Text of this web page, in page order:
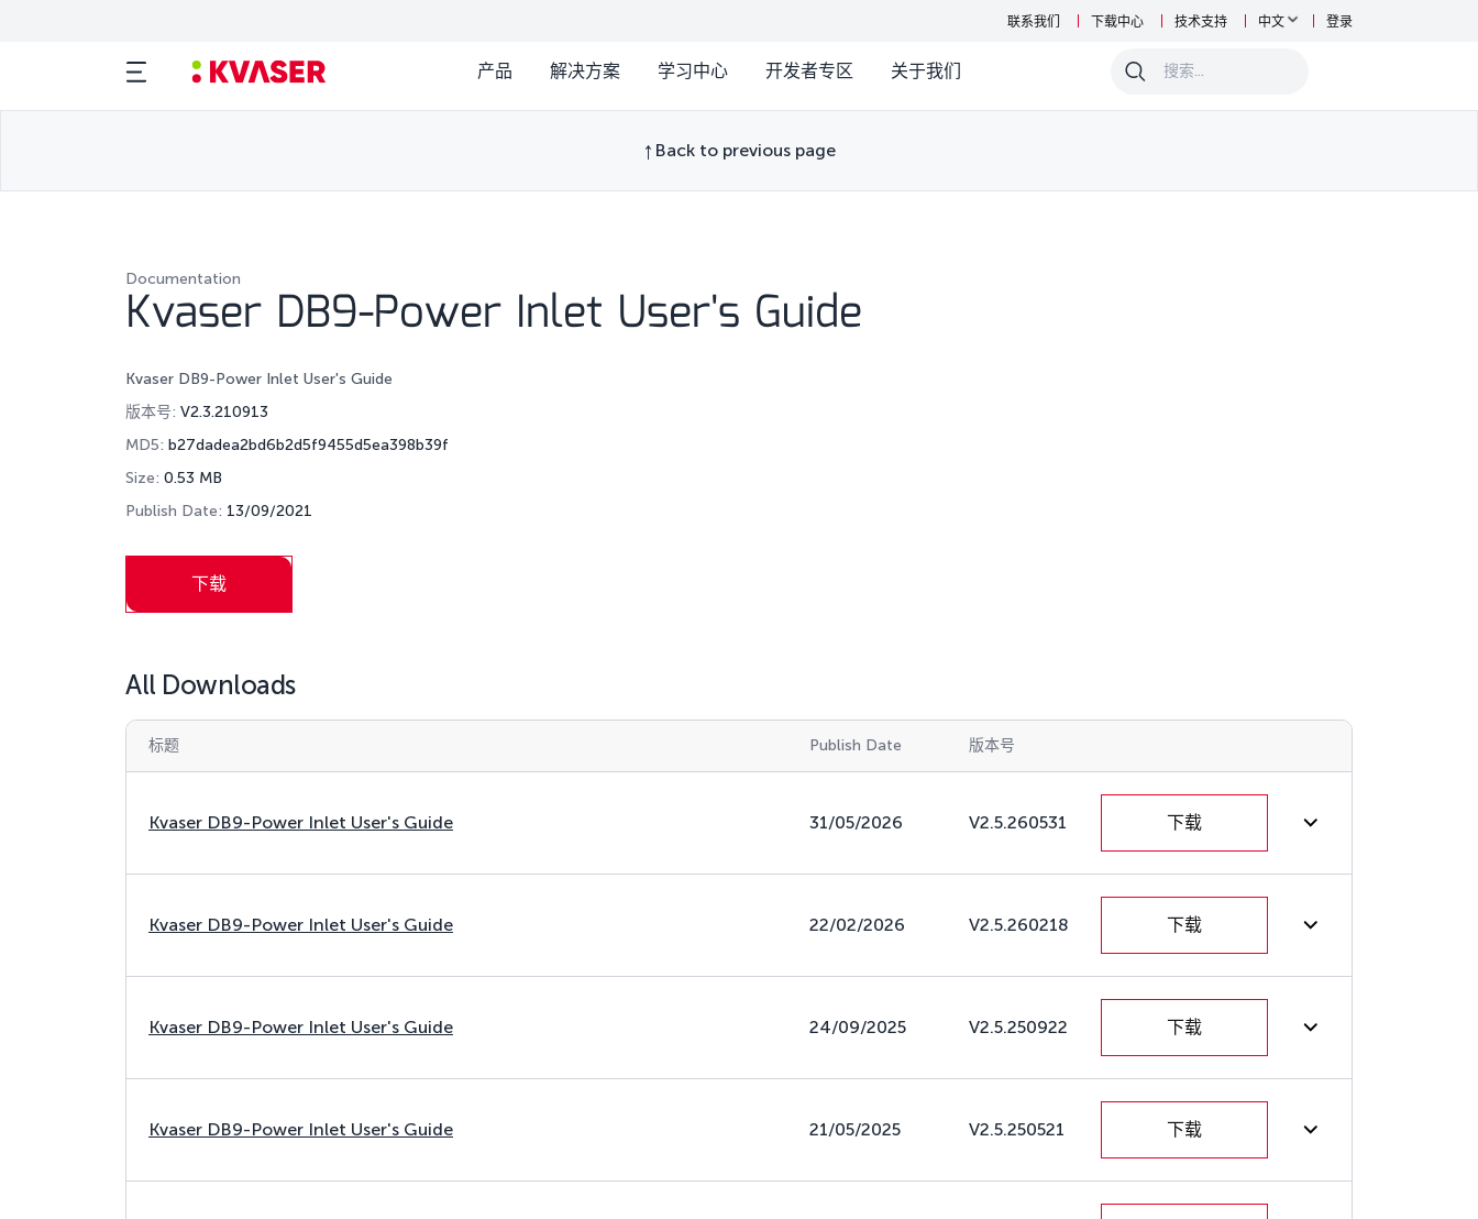
联系我们 下载中心 技术支持 中文 登录
产品 解决方案 学习中心 开发者专区 关于我们 0
Back to previous page
Documentation
Kvaser DB9-Power Inlet User's Guide
Kvaser DB9-Power Inlet User's Guide
版本号: V2.3.210913
MD5: b27dadea2bd6b2d5f9455d5ea398b39f
Size: 0.53 MB
Publish Date: 13/09/2021
下载
All Downloads
标题 Publish Date 版本号
Kvaser DB9-Power Inlet User's Guide 31/05/2026 V2.5.260531 下载
Kvaser DB9-Power Inlet User's Guide 22/02/2026 V2.5.260218 下载
Kvaser DB9-Power Inlet User's Guide 24/09/2025 V2.5.250922 下载
Kvaser DB9-Power Inlet User's Guide 21/05/2025 V2.5.250521 下载